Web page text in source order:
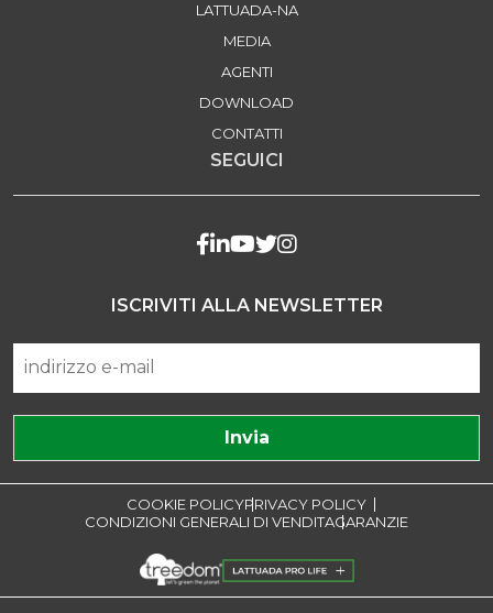
LATTUADA-NA
MEDIA
AGENTI
DOWNLOAD
CONTATTI
SEGUICI
ISCRIVITI ALLA NEWSLETTER
COOKIE POLICYPRIVACY POLICY
CONDIZIONI GENERALI DI VENDITAGARANZIE